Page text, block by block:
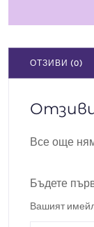
ОТЗИВИ (0)
Все още
Бъдете
Вашият